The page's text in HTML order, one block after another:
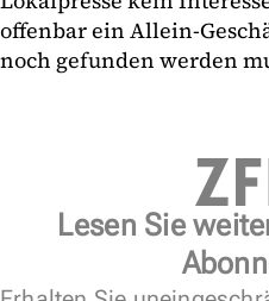
offenbar ein Allein-
noch gefunden werden
Lesen Sie